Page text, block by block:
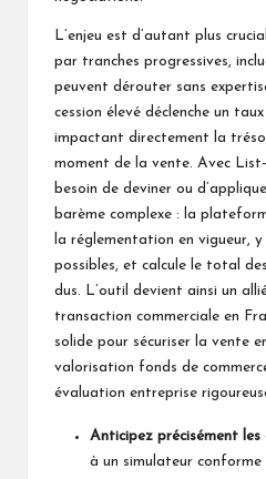
L’enjeu est d’autant plus
par tranches progressives,
peuvent dérouter sans
cession élevé déclenche un
impactant directement la
moment de la vente. Avec
besoin de deviner ou
barème complexe : la
la réglementation en vigueur,
possibles, et calcule le total
dus. L’outil devient ainsi un
transaction commerciale en
solide pour sécuriser la vente
valorisation fonds de
évaluation entreprise
Anticipez précisément
à un simulateur